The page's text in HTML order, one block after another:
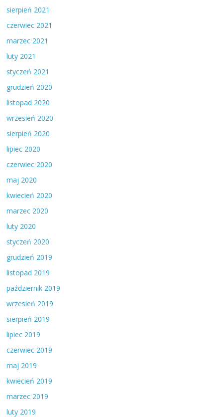
sierpień 2021
czerwiec 2021
marzec 2021
luty 2021
styczeń 2021
grudzień 2020
listopad 2020
wrzesień 2020
sierpień 2020
lipiec 2020
czerwiec 2020
maj 2020
kwiecień 2020
marzec 2020
luty 2020
styczeń 2020
grudzień 2019
listopad 2019
październik 2019
wrzesień 2019
sierpień 2019
lipiec 2019
czerwiec 2019
maj 2019
kwiecień 2019
marzec 2019
luty 2019